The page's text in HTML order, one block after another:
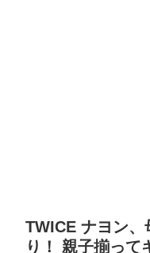
TWICE ナヨン、
り！ 親子揃って